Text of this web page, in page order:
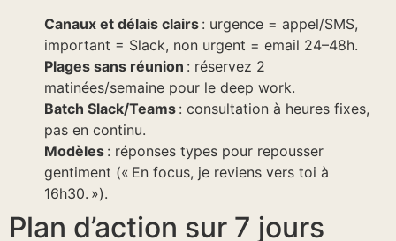
Canaux et délais clairs : urgence = appel/SMS,
important = Slack, non urgent = email 24–48h.
Plages sans réunion : réservez 2
matinées/semaine pour le deep work.
Batch Slack/Teams : consultation à heures fixes,
pas en continu.
Modèles : réponses types pour repousser
gentiment (« En focus, je reviens vers toi à
16h30. »).
Plan d’action sur 7 jours